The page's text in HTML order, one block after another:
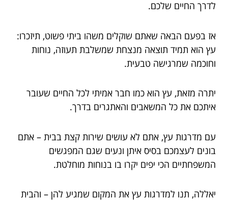
לדרך החיים שלכם.
אז בפעם הבאה שאתם שוקלים משהו ביתי פשוט, תיזכרו:
עץ הוא תמיד תוצאה מנצחת שמשלבת תעוזה, נוחות
וחוכמה שמרגישה טבעית.
יתרה מזאת, עץ הוא כמו חבר אמיתי לכל החיים שעובר
איתכם את כל המשאבים והאתגרים בדרך.
עם מדרגות עץ, אתם לא עושים שירות קצת בבית – אתם
בונים לעצמכם בסיס איתן ונעים שגם המפגשים
המשפחתיים הכי יפים יקרו בו בנוחות מוחלטת.
יאללה, תנו למדרגות עץ את המקום שמגיע להן – והבית